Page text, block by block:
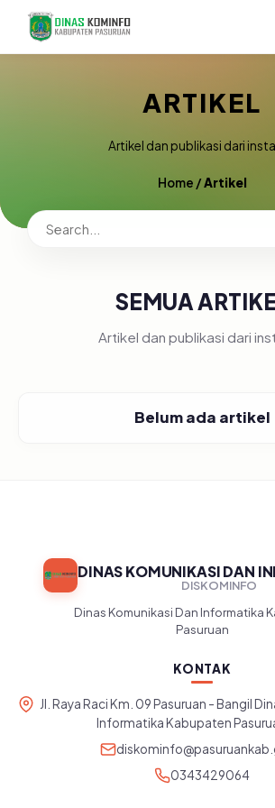
ARTIKEL
Artikel dan publikasi dari
Home /Artikel
SEMUA
Artikel dan publikasi dari
Belum ada artikel
DINAS KOMUNIKASI DAN
DISKOMINFO
Dinas Komunikasi Dan Informatika
Pasuruan
KONTAK
Jl. Raya Raci Km. 09 Pasuruan - Bangil
Informatika Kabupaten
0343429064